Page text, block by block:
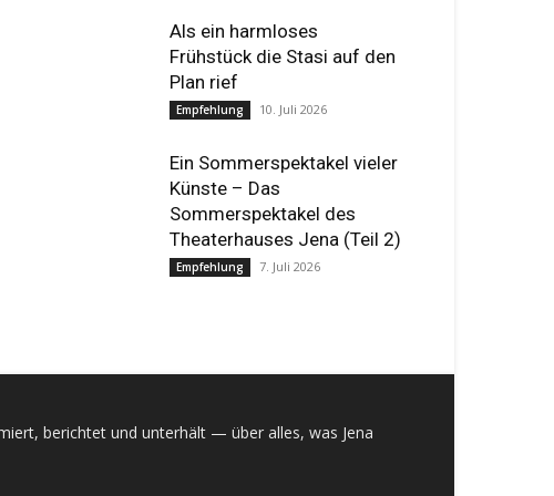
Als ein harmloses
Frühstück die Stasi auf den
Plan rief
Empfehlung 10. Juli 2026
Ein Sommerspektakel vieler
Künste – Das
Sommerspektakel des
Theaterhauses Jena (Teil 2)
Empfehlung 7. Juli 2026
berichtet und unterhält — über alles, was Jena